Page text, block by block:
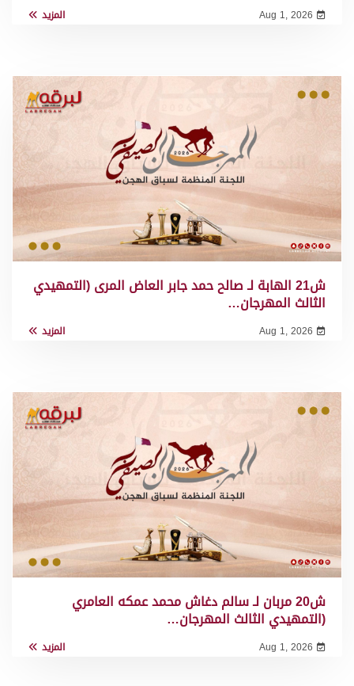
Aug 1, 2026 المزيد
ش21 الهابة لـ صالح حمد جابر العاض المرى (التمهيدي
الثالث المهرجان…
Aug 1, 2026 المزيد
ش20 مربان لـ سالم دغاش محمد عمكه العامري
(التمهيدي الثالث المهرجان…
Aug 1, 2026 المزيد